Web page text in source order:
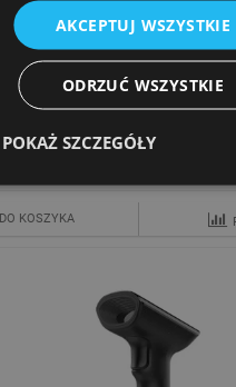
200,00 zł
DO KOSZYKA
AKCEPTUJ WSZYSTKIE
ODRZUĆ WSZYSTKIE
POKAŻ SZCZEGÓŁY